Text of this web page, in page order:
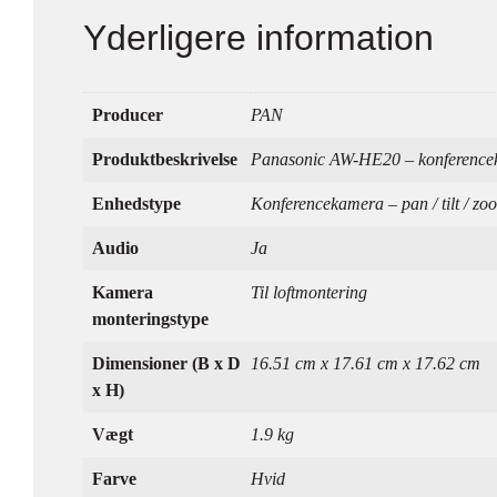
Yderligere information
Producer PAN
Produktbeskrivelse Panasonic AW-HE20 –
Enhedstype Konferencekamera – pan / tilt /
Audio Ja
Kamera
monteringstype
Til loftmontering
Dimensioner (B x D
x H)
16.51 cm x 17.61 cm x 17.62 cm
Vægt 1.9 kg
Farve Hvid